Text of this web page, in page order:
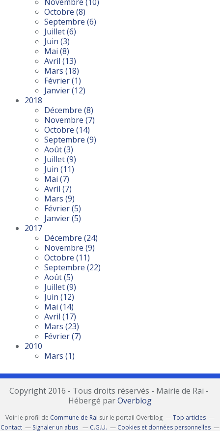
Octobre (8)
Septembre (6)
Juillet(6)
Juin (3)
Mai (8)
Avril (13)
Mars (18)
Février(1)
Janvier(12)
2018
Décembre (8)
Novembre (7)
Octobre (14)
Septembre (9)
Août(3)
Juillet(9)
Juin (11)
Mai (7)
Avril (7)
Mars (9)
Février(5)
Janvier(5)
2017
Décembre (24)
Novembre (9)
Octobre (11)
Septembre (22)
Août(5)
Juillet(9)
Juin (12)
Mai (14)
Avril (17)
Mars (23)
Février(7)
2010
Mars (1)
Copyright 2016 - Tous droits réservés - Mairie de Rai -
Hébergé parOverblog
Voir le profil de Commune de Rai sur le portail Overblog
Top articles
Contact
Signaler un abus C.G.U. Cookies et données personnelles